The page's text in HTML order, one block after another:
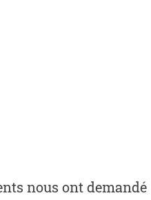
nous ont demandé